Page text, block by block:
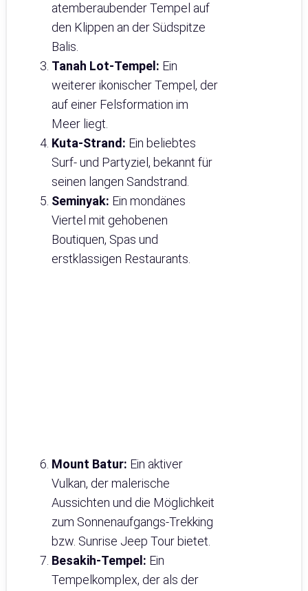
atemberaubender Tempel auf
den Klippen an der Südspitze
Balis.
Tanah Lot-Tempel: Ein
weiterer ikonischer Tempel, der
auf einer Felsformation im
Meer liegt.
Kuta-Strand: Ein beliebtes
Surf- und Partyziel, bekannt für
seinen langen Sandstrand.
Seminyak: Ein mondänes
Viertel mit gehobenen
Boutiquen, Spas und
erstklassigen Restaurants.
Mount Batur: Ein aktiver
Vulkan, der malerische
Aussichten und die Möglichkeit
zum Sonnenaufgangs-Trekking
bzw. Sunrise Jeep Tour bietet.
Besakih-Tempel: Ein
Tempelkomplex, der als der